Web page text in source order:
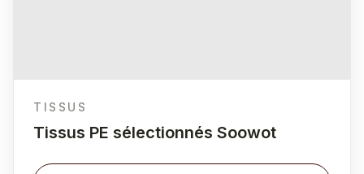
TISSUS
Tissus PE sélectionnés Soowot